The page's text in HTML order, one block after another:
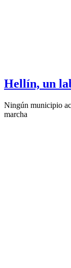
Hellín, un
Ningún municipio
marcha